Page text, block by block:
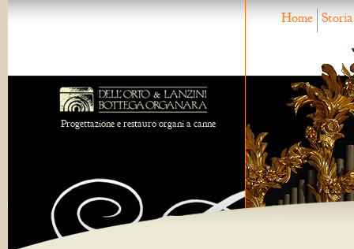
Home Storia
Progettazione e restauro organi a canne